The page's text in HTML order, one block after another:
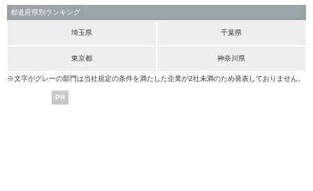
都道府県別ランキング
埼玉県 千葉県
東京都 神奈川県
※文字がグレーの部門は当社規定の条件を満たした企業が2社未満のため発表しておりません。
PR